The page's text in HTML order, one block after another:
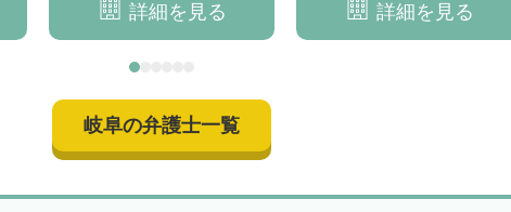
詳細を見る
に、親身になってサポートいた
します
詳細を見る
岐阜の弁護士一覧